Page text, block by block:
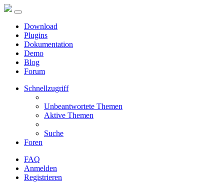
Download
Plugins
Dokumentation
Demo
Blog
Forum
Schnellzugriff
Unbeantwortete Themen
Aktive Themen
Suche
Foren
FAQ
Anmelden
Registrieren